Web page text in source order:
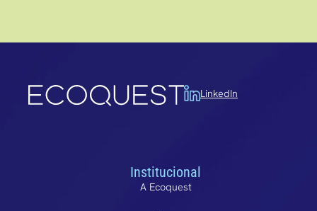
LinkedIn
Institucional
A Ecoquest